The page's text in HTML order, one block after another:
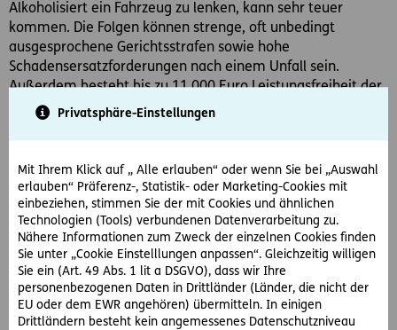
Privatsphäre-Einstellungen
Mit Ihrem Klick auf „ Alle erlauben“ oder wenn Sie bei „Auswahl
erlauben“ Präferenz-, Statistik- oder Marketing-Cookies mit
einbeziehen, stimmen Sie der mit Cookies und ähnlichen
Technologien (Tools) verbundenen Datenverarbeitung zu.
Nähere Informationen zum Zweck der einzelnen Cookies finden
Sie unter „Cookie Einstelllungen anpassen“. Gleichzeitig willigen
Sie ein (Art. 49 Abs. 1 lit a DSGVO), dass wir Ihre
personenbezogenen Daten in Drittländer (Länder, die nicht der
EU oder dem EWR angehören) übermitteln. In einigen
Drittländern besteht kein angemessenes Datenschutzniveau
Alkoholisiert ein Fahrzeug zu lenken, kann sehr teuer
kommen. Die Folgen können strenge, oft unbedingt
ausgesprochene Gerichtsstrafen sowie hohe
Schadensersatzforderungen nach einem Unfall sein.
Außerdem besteht bis zu 11.000 Euro Leistungsfreiheit der
Haftpflichtversicherung.
Fahrerflucht
Fahrerflucht zahlt sich niemals aus. Strenge Gerichts- und
Verwaltungsstrafen können die Folge sein. Wenn Sie eine
Meldung unterlassen, kann Ihre Haftpflichtversicherung
eine Obliegenheitsverletzung argumentieren.
Das ist etwa dann der Fall, wenn ein konkreter Verdacht in
eine bestimmte Richtung (z. B. Alkohol am Steuer) nicht